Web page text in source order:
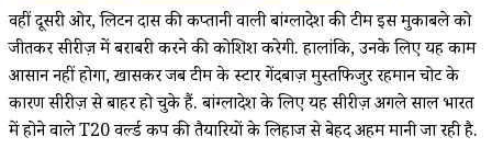
वहीं दूसरी ओर, लिटन दास की कप्तानी वाली बांग्लादेश की टीम इस मुकाबले को
जीतकर सीरीज़ में बराबरी करने की कोशिश करेगी. हालांकि, उनके लिए यह काम
आसान नहीं होगा, खासकर जब टीम के स्टार गेंदबाज़ मुस्तफिजुर रहमान चोट के
कारण सीरीज़ से बाहर हो चुके हैं. बांग्लादेश के लिए यह सीरीज़ अगले साल भारत
में होने वाले T20 वर्ल्ड कप की तैयारियों के लिहाज से बेहद अहम मानी जा रही है.